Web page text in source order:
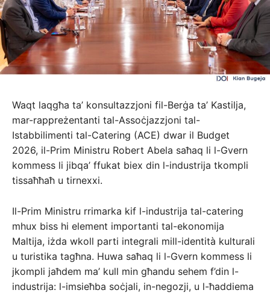
Waqt laqgħa ta’ konsultazzjoni fil-Berġa ta’ Kastilja,
mar-rappreżentanti tal-Assoċjazzjoni tal-
Istabbilimenti tal-Catering (ACE) dwar il Budget
2026, il-Prim Ministru Robert Abela saħaq li l-Gvern
kommess li jibqa’ ffukat biex din l-industrija tkompli
tissaħħaħ u tirnexxi.
Il-Prim Ministru rrimarka kif l-industrija tal-catering
mhux biss hi element importanti tal-ekonomija
Maltija, iżda wkoll parti integrali mill-identità kulturali
u turistika tagħna. Huwa saħaq li l-Gvern kommess li
jkompli jaħdem ma’ kull min għandu sehem f’din l-
industrija: l-imsieħba soċjali, in-negozji, u l-ħaddiema